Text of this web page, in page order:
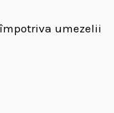
umezelii